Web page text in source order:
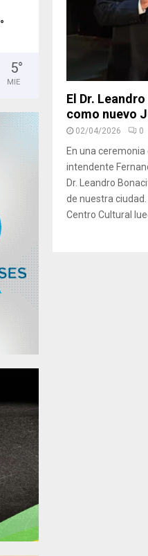
El Dr.
como nuevo
02/04/2026 0
En una
intendente
Dr. Leandro
de nuestra ciudad.
Centro Cultural
°
5°
MIE